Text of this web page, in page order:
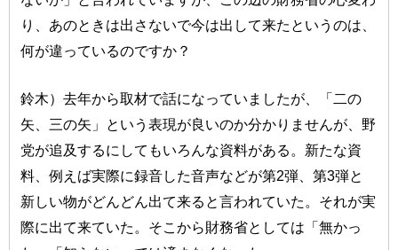
り、あのときは出さないで今は出して来たというのは、
何が違っているのですか？
鈴木）去年から取材で話になっていましたが、「二の
矢、三の矢」という表現が良いのか分かりませんが、野
党が追及するにしてもいろんな資料がある。新たな資
料、例えば実際に録音した音声などが第2弾、第3弾と
新しい物がどんどん出て来ると言われていた。それが実
際に出て来ていた。そこから財務省としては「無かっ